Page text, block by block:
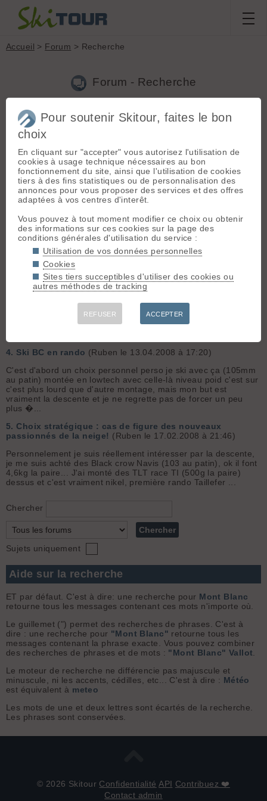
Accueil > Forum > Recherche
Forum - Recherche
Nouveau sujet|Voir tous les sujets
5 résultats
Des lowtec sur des fats ... (Ruben le 15.04.2008 à 19:16)
N'aillez pas peur ça tient ! Bon ok les lowtech ça fait un peu
perdu sur des gros ski mais d'un autre coté le plaisir à la
descente est démultiplié enfin c'est mon point de vue ;). Pour
les sauts pas de soucis, à grande vitesse non plus au...
Ski BC en rando(Ruben le 15.04.2008 à 18:57)
AH ! Ca fait vraiment plaisir d'en voir avec le même matos ! En
effet dans le D+ ca doit être hard ! Et oui dans le raide ça
passe très bien, par contre personnelement je ski bloqué :/ trop
peur de déchaussé à l'improviste avec ce poids au pi...
Ski BC en rando(Ruben le 14.04.2008 à 14:14)
Pour les goode aucune idée ! Contacte peut-être un revendeur
😄 on sait jamais ! Mais oui en effet, j'ai prit les nacis en 175
montée lowtech (5,2kg en tout) pour justement faire une
4. Ski BC en rando (Ruben le 13.04.2008 à 17:20)
C'est d'abord un choix personnel perso je ski avec ça (105mm
au patin) montée en lowtech avec celle-là niveau poid c'est sur
c'est plus lourd que d'autre montage, mais mon but est
vraiment la descente et je ne regrette pas de forcer un peu
plus �...
5. Choix stratégique : cas de figure des nouveaux
passionnés de la neige! (Ruben le 17.02.2008 à 21:46)
Personnelement je suis réellement intéresser par la descente,
je me suis achté des Black crow Navis (103 au patin), ok il font
4,6kg la paire... J'ai monté des TLT race TI (500g la paire)
dessus et c'est vraiment nikel, première rando Taillefer ...
Chercher
Sujets uniquement
Aide sur la recherche
ET par défaut. C'est à dire: une recherche pour Mont Blanc
retourne tous les messages contenant ces mots n'importe où.
Le guillemet (") permet des recherches de phrases. C'est à
dire : une recherche pour "Mont Blanc" retourne tous les
messages contenant la phrase exacte. Vous pouvez combiner
des recherches de phrases et de mots : "Mont Blanc" Vallot
Le moteur de recherche ne différencie pas majuscule et
minuscule, ni les accents, cédilles, etc... C'est à dire : Météo
est équivalent à meteo
Les mots de une et deux lettres sont écartés de la recherche.
Les phrases sont conservées.
© 2026 Skitour Confidentialité API Contribuez ❤️
Contact admin
Pour soutenir Skitour, faites le bon
choix
En cliquant sur "accepter" vous autorisez l'utilisation de
cookies à usage technique nécessaires au bon
fonctionnement du site, ainsi que l'utilisation de cookies
tiers à des fins statistiques ou de personnalisation des
annonces pour vous proposer des services et des offres
adaptées à vos centres d'interêt.
Vous pouvez à tout moment modifier ce choix ou obtenir
des informations sur ces cookies sur la page des
conditions générales d'utilisation du service :
Utilisation de vos données personnelles
Cookies
Sites tiers succeptibles d'utiliser des cookies ou
autres méthodes de tracking
REFUSER ACCEPTER